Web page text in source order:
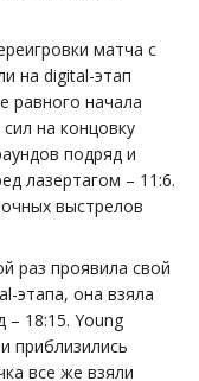
матча с
на digital-этап
равного начала
на концовку
подряд и
лазертагом – 11:6.
выстрелов
раз проявила свой
этапа, она взяла
– 18:15. Young
приблизились
все же взяли